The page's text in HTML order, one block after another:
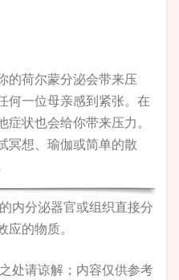
的荷尔蒙分泌会带来压
何一位母亲感到紧张。在
状也会给你带来压力。
冥想、瑜伽或简单的散
内分泌器官或组织直接分
的物质。
处请谅解；内容仅供参考